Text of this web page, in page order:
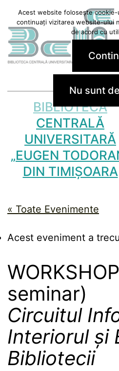
conținut
BIBLIOTECA
CENTRALĂ
UNIVERSITARĂ
„EUGEN
DIN TIMIȘOARA
« Toate Evenimente
Acest eveniment a
seminar)
Circuitul
Interiorul și
Bibliotecii
Acest website folosește cookie-
continuați vizitarea website-ului
de acord cu
Nu sunt